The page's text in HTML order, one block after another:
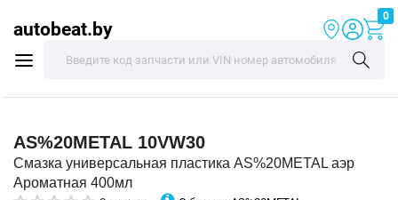
autobeat.by
0
AS%20METAL 10VW30
Смазка универсальная пластика AS%20METAL аэр
Ароматная 400мл